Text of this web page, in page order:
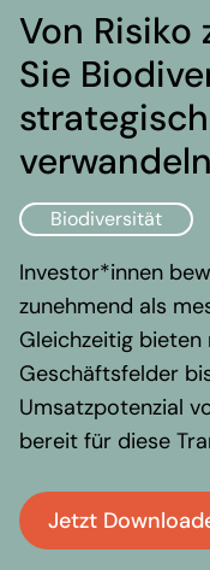
Transparenz
Strategie
Transformation
Nachhaltigkeit
Wirkung
Compliance
Referenzen
Über uns
Regionale Präsenz
Karriere
Werte und Vision
Auszeichnungen
Team
Wissen &
Von
Sie
Von Risiko
Sie
verwandeln
Biodiversität
Investor*innen
zunehmend als
Gleichzeitig
Geschäftsfelder
Umsatzpotenzial
bereit für diese
Jetzt